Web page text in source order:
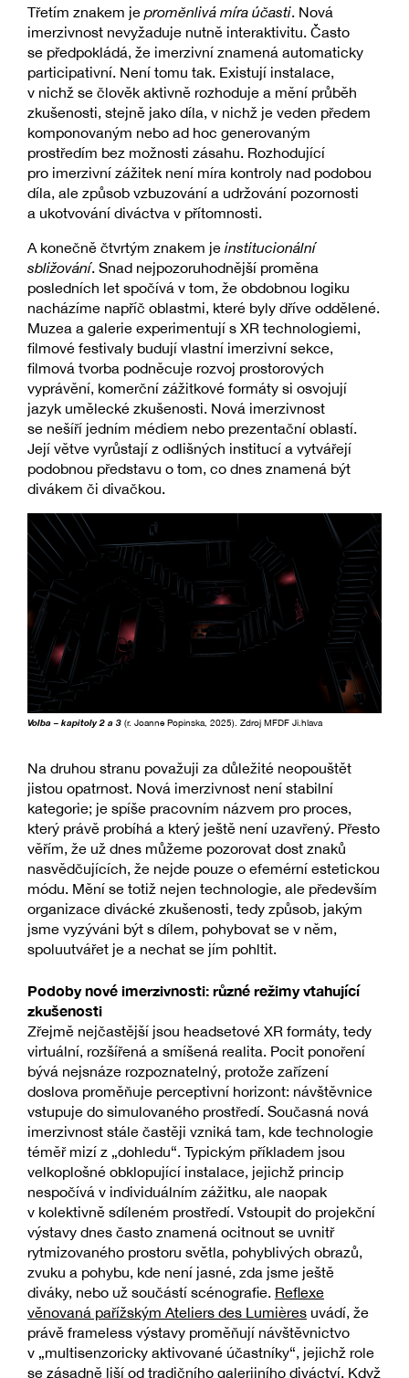
Třetím znakem je proměnlivá míra účasti. Nová
imerzivnost nevyžaduje nutně interaktivitu. Často
se předpokládá, že imerzivní znamená automaticky
participativní. Není tomu tak. Existují instalace,
v nichž se člověk aktivně rozhoduje a mění průběh
zkušenosti, stejně jako díla, v nichž je veden předem
komponovaným nebo ad hoc generovaným
prostředím bez možnosti zásahu. Rozhodující
pro imerzivní zážitek není míra kontroly nad podobou
díla, ale způsob vzbuzování a udržování pozornosti
a ukotvování diváctva v přítomnosti.
A konečně čtvrtým znakem je institucionální
sbližování. Snad nejpozoruhodnější proměna
posledních let spočívá v tom, že obdobnou logiku
nacházíme napříč oblastmi, které byly dříve oddělené.
Muzea a galerie experimentují s XR technologiemi,
filmové festivaly budují vlastní imerzivní sekce,
filmová tvorba podněcuje rozvoj prostorových
vyprávění, komerční zážitkové formáty si osvojují
jazyk umělecké zkušenosti. Nová imerzivnost
se nešíří jedním médiem nebo prezentační oblastí.
Její větve vyrůstají z odlišných institucí a vytvářejí
podobnou představu o tom, co dnes znamená být
divákem či divačkou.
Volba – kapitoly 2 a 3 (r. Joanne Popinska, 2025). Zdroj MFDF Ji.hlava
Na druhou stranu považuji za důležité neopouštět
jistou opatrnost. Nová imerzivnost není stabilní
kategorie; je spíše pracovním názvem pro proces,
který právě probíhá a který ještě není uzavřený. Přesto
věřím, že už dnes můžeme pozorovat dost znaků
nasvědčujících, že nejde pouze o efemérní estetickou
módu. Mění se totiž nejen technologie, ale především
organizace divácké zkušenosti, tedy způsob, jakým
jsme vyzýváni být s dílem, pohybovat se v něm,
spoluutvářet je a nechat se jím pohltit.
Podoby nové imerzivnosti: různé režimy vtahující
zkušenosti
Zřejmě nejčastější jsou headsetové XR formáty, tedy
virtuální, rozšířená a smíšená realita. Pocit ponoření
bývá nejsnáze rozpoznatelný, protože zařízení
doslova proměňuje perceptivní horizont: návštěvnice
vstupuje do simulovaného prostředí. Současná nová
imerzivnost stále častěji vzniká tam, kde technologie
téměř mizí z „dohledu“. Typickým příkladem jsou
velkoplošné obklopující instalace, jejichž princip
nespočívá v individuálním zážitku, ale naopak
v kolektivně sdíleném prostředí. Vstoupit do projekční
výstavy dnes často znamená ocitnout se uvnitř
rytmizovaného prostoru světla, pohyblivých obrazů,
zvuku a pohybu, kde není jasné, zda jsme ještě
diváky, nebo už součástí scénografie. Reflexe
věnovaná pařížským Ateliers des Lumières uvádí, že
právě frameless výstavy proměňují návštěvnictvo
v „multisenzoricky aktivované účastníky“, jejichž role
se zásadně liší od tradičního galerijního diváctví. Když